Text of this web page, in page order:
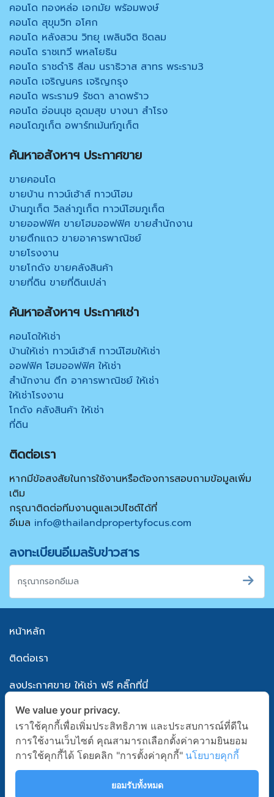
คอนโด ทองหล่อ เอกมัย พร้อมพงษ์
คอนโด สุขุมวิท อโศก
คอนโด หลังสวน วิทยุ เพลินจิต ชิดลม
คอนโด ราชเทวี พหลโยธิน
คอนโด ราชดำริ สีลม นราธิวาส สาทร พระราม3
คอนโด เจริญนคร เจริญกรุง
คอนโด พระราม9 รัชดา ลาดพร้าว
คอนโด อ่อนนุช อุดมสุข บางนา สำโรง
คอนโดภูเก็ต อพาร์ทเม้นท์ภูเก็ต
ค้นหาอสังหาฯ ประกาศขาย
ขายคอนโด
ขายบ้าน ทาวน์เฮ้าส์ ทาวน์โฮม
บ้านภูเก็ต วิลล่าภูเก็ต ทาวน์โฮมภูเก็ต
ขายออฟฟิศ ขายโฮมออฟฟิศ ขายสำนักงาน
ขายตึกแถว ขายอาคารพาณิชย์
ขายโรงงาน
ขายโกดัง ขายคลังสินค้า
ขายที่ดิน ขายที่ดินเปล่า
ค้นหาอสังหาฯ ประกาศเช่า
คอนโดให้เช่า
บ้านให้เช่า ทาวน์เฮ้าส์ ทาวน์โฮมให้เช่า
ออฟฟิศ โฮมออฟฟิศ ให้เช่า
สำนักงาน ตึก อาคารพาณิชย์ ให้เช่า
ให้เช่าโรงงาน
โกดัง คลังสินค้า ให้เช่า
ที่ดิน
ติดต่อเรา
หากมีข้อสงสัยในการใช้งานหรือต้องการสอบถามข้อมูลเพิ่ม
เติม
กรุณาติดต่อทีมงานดูแลเวปไซต์ได้ที่
อีเมล info@thailandpropertyfocus.com
ลงทะเบียนอีเมลรับข่าวสาร
หน้าหลัก
ติดต่อเรา
ลงประกาศขาย ให้เช่า ฟรี คลิ๊กที่นี่
แผนผังเว็บไซต์
นโยบายความเป็นส่วนตัว
เงื่อนไขข้อตกลงการใช้บริการ
Follow Us
We value your privacy.
เราใช้คุกกี้เพื่อเพิ่มประสิทธิภาพ และประสบการณ์ที่ดีใน
การใช้งานเว็บไซต์ คุณสามารถเลือกตั้งค่าความยินยอม
การใช้คุกกี้ได้ โดยคลิก "การตั้งค่าคุกกี้" นโยบายคุกกี้
ยอมรับทั้งหมด